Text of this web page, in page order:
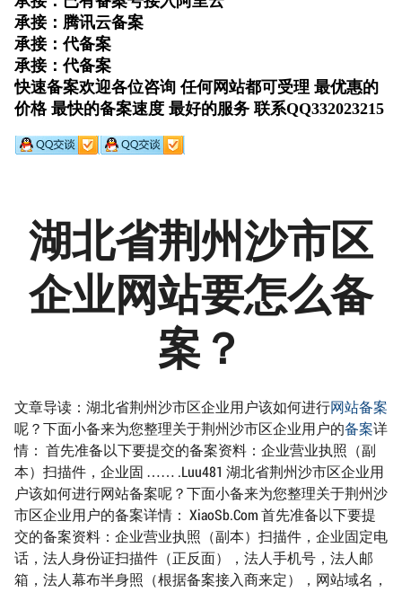
湖北省荆州沙市区
企业网站要怎么备
案？
文章导读：湖北省荆州沙市区企业用户该如何进行网站备案
呢？下面小备来为您整理关于荆州沙市区企业用户的备案详
情： 首先准备以下要提交的备案资料：企业营业执照（副
本）扫描件，企业固 …… .Luu481 湖北省荆州沙市区企业用
户该如何进行网站备案呢？下面小备来为您整理关于荆州沙
市区企业用户的备案详情： XiaoSb.Com 首先准备以下要提
交的备案资料：企业营业执照（副本）扫描件，企业固定电
话，法人身份证扫描件（正反面），法人手机号，法人邮
箱，法人幕布半身照（根据备案接入商来定），网站域名，